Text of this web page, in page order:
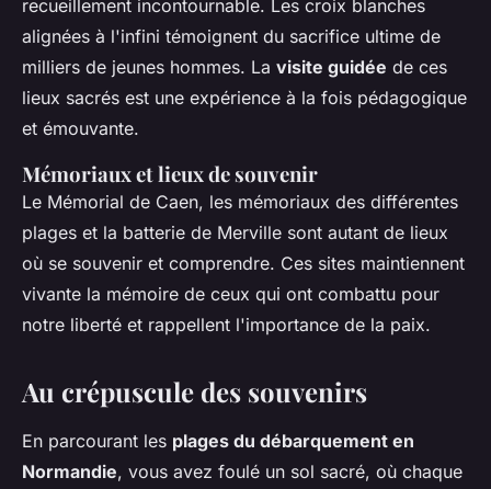
recueillement incontournable. Les croix blanches
alignées à l'infini témoignent du sacrifice ultime de
milliers de jeunes hommes. La visite guidée de ces
lieux sacrés est une expérience à la fois pédagogique
et émouvante.
Mémoriaux et lieux de souvenir
Le Mémorial de Caen, les mémoriaux des différentes
plages et la batterie de Merville sont autant de lieux
où se souvenir et comprendre. Ces sites maintiennent
vivante la mémoire de ceux qui ont combattu pour
notre liberté et rappellent l'importance de la paix.
Au crépuscule des souvenirs
En parcourant les plages du débarquement en
Normandie, vous avez foulé un sol sacré, où chaque